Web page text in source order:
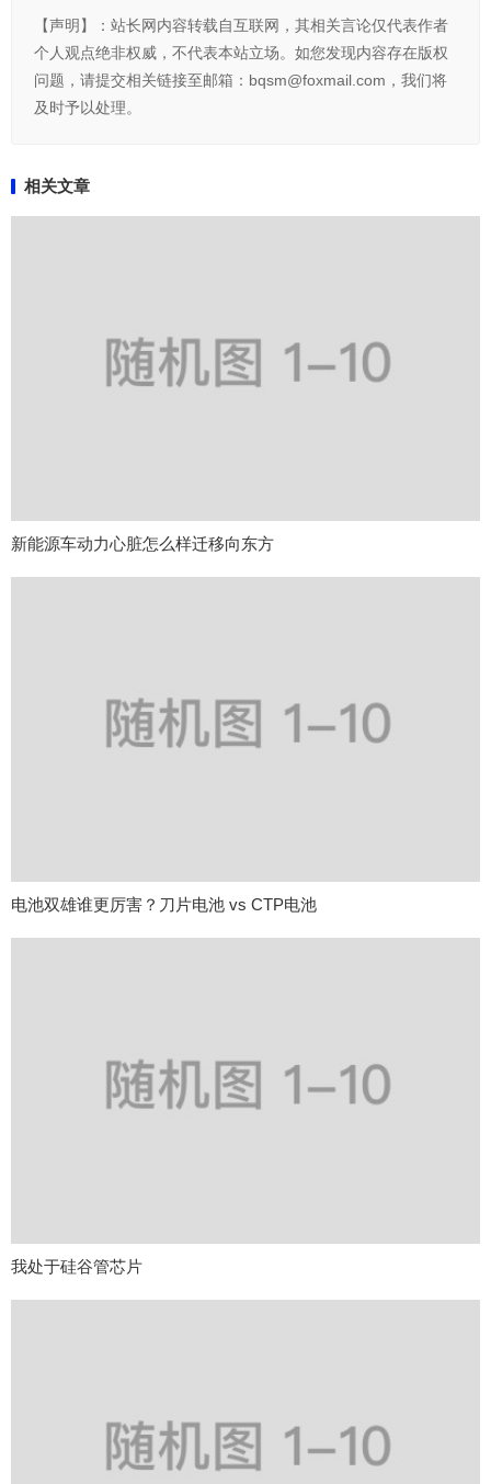
【声明】：站长网内容转载自互联网，其相关言论仅代表作者
个人观点绝非权威，不代表本站立场。如您发现内容存在版权
问题，请提交相关链接至邮箱：bqsm@foxmail.com，我们将
及时予以处理。
相关文章
新能源车动力心脏怎么样迁移向东方
电池双雄谁更厉害？刀片电池 vs CTP电池
我处于硅谷管芯片